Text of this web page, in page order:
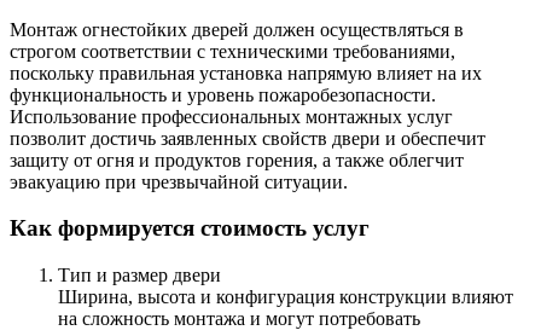
Монтаж огнестойких дверей должен осуществляться в
строгом соответствии с техническими требованиями,
поскольку правильная установка напрямую влияет на их
функциональность и уровень пожаробезопасности.
Использование профессиональных монтажных услуг
позволит достичь заявленных свойств двери и обеспечит
защиту от огня и продуктов горения, а также облегчит
эвакуацию при чрезвычайной ситуации.
Как формируется стоимость услуг
Тип и размер двери
Ширина, высота и конфигурация конструкции влияют
на сложность монтажа и могут потребовать